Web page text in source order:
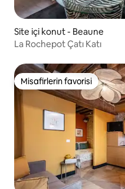
Site içi konut - Beaune
La Rochepot Çatı Katı
Misafirlerin favorisi
Misafirlerin favorisi